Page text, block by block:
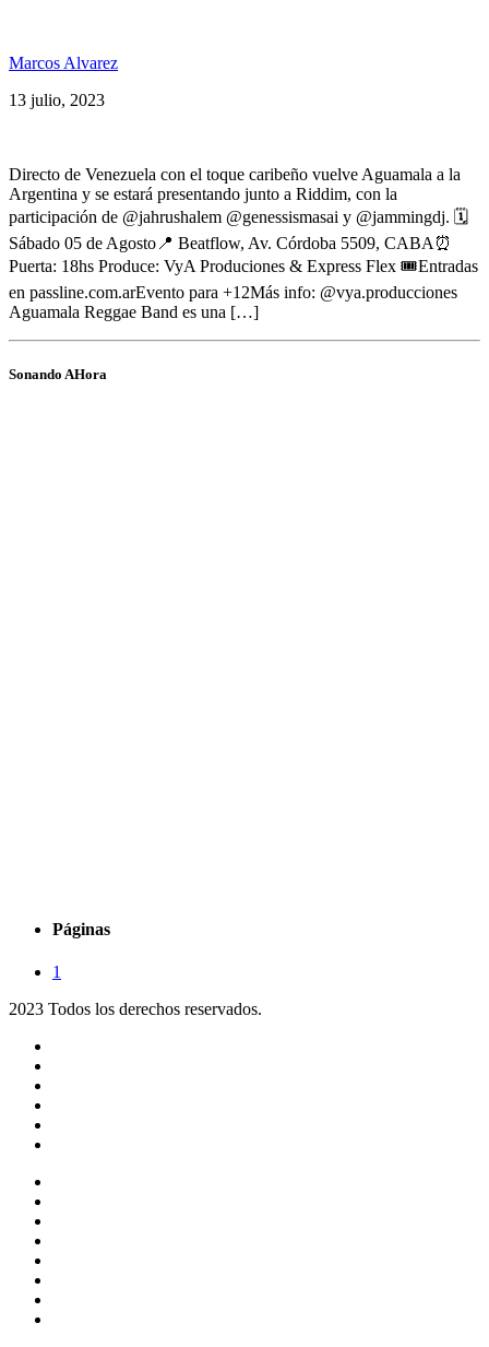
Marcos Alvarez
13 julio, 2023
Directo de Venezuela con el toque caribeño vuelve Aguamala a la
Argentina y se estará presentando junto a Riddim, con la
participación de @jahrushalem @genessismasai y @jammingdj. 🗓️
Sábado 05 de Agosto📍 Beatflow, Av. Córdoba 5509, CABA⏰
Puerta: 18hs Produce: VyA Produciones & Express Flex 🎟️Entradas
en passline.com.arEvento para +12Más info: @vya.producciones
Aguamala Reggae Band es una […]
Sonando AHora
Páginas
1
2023 Todos los derechos reservados.